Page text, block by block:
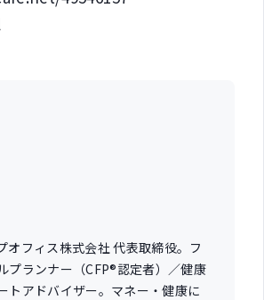
オフィス株式会社 代表取締役。フ
プランナー（CFP®認定者）／健康
トアドバイザー。マネー・健康に